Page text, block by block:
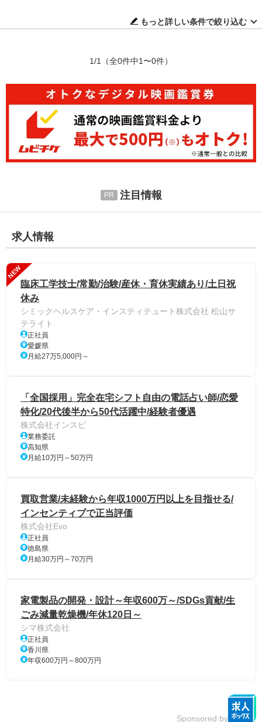
もっと詳しい条件で絞り込む
1/1 （全0件中1〜0件）
注目情報
求人情報
NEW
臨床工学技士/常勤/治験/産休・育休実績あり/土日祝
休み
シミックヘルスケア・インスティテュート株式会社 松山サ
テライト
正社員
愛媛県
月給27万5,000円～
「全国採用」完全在宅シフト自由の電話占い師/恋愛
特化/20代後半から50代活躍中/経験者優遇
株式会社インスピ
業務委託
高知県
月給10万円～50万円
買取営業/未経験から年収1000万円以上を目指せる/
インセンティブで正当評価
株式会社Evo
正社員
徳島県
月給30万円～70万円
家電製品の開発・設計～年収600万～/SDGs貢献/生
ごみ減量乾燥機/年休120日～
シマ株式会社
正社員
香川県
年収600万円～800万円
Sponsored by